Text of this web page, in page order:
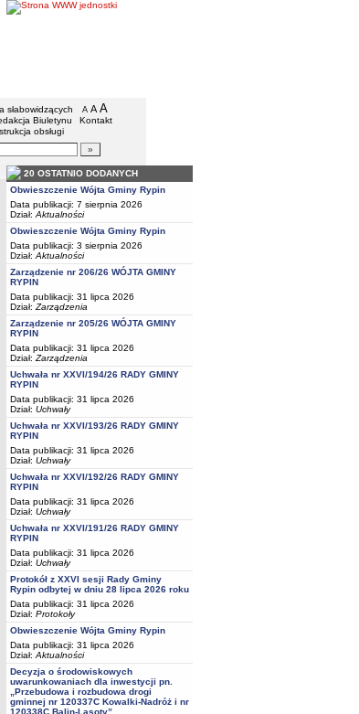
Rypin
dodatkowe
słabowidzących A pomniejsz czcionkę
A standardowy rozmiar czcionki
A
Biuletynu
Kontakt
obsługi
artykułów
z roku
20 OSTATNIO DODANYCH
Obwieszczenie Wójta Gminy Rypin
Data publikacji: 7 sierpnia 2026
Dział: Aktualności
Obwieszczenie Wójta Gminy Rypin
Data publikacji: 3 sierpnia 2026
Dział: Aktualności
Zarządzenie nr 206/26 WÓJTA GMINY
RYPIN
Data publikacji: 31 lipca 2026
Dział: Zarządzenia
Zarządzenie nr 205/26 WÓJTA GMINY
RYPIN
Data publikacji: 31 lipca 2026
Dział: Zarządzenia
Uchwała nr XXVI/194/26 RADY GMINY
RYPIN
Data publikacji: 31 lipca 2026
Dział: Uchwały
Uchwała nr XXVI/193/26 RADY GMINY
RYPIN
Data publikacji: 31 lipca 2026
Dział: Uchwały
Uchwała nr XXVI/192/26 RADY GMINY
RYPIN
Data publikacji: 31 lipca 2026
Dział: Uchwały
Uchwała nr XXVI/191/26 RADY GMINY
RYPIN
Data publikacji: 31 lipca 2026
Dział: Uchwały
Protokół z XXVI sesji Rady Gminy
Rypin odbytej w dniu 28 lipca 2026 roku
Data publikacji: 31 lipca 2026
Dział: Protokoły
Obwieszczenie Wójta Gminy Rypin
Data publikacji: 31 lipca 2026
Dział: Aktualności
Decyzja o środowiskowych
uwarunkowaniach dla inwestycji pn.
„Przebudowa i rozbudowa drogi
gminnej nr 120337C Kowalki-Nadróż i nr
120338C Balin-Lasoty”